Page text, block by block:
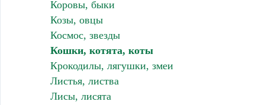
Коровы, быки
Козы, овцы
Космос, звезды
Кошки, котята, коты
Крокодилы, лягушки, змеи
Листья, листва
Лисы, лисята